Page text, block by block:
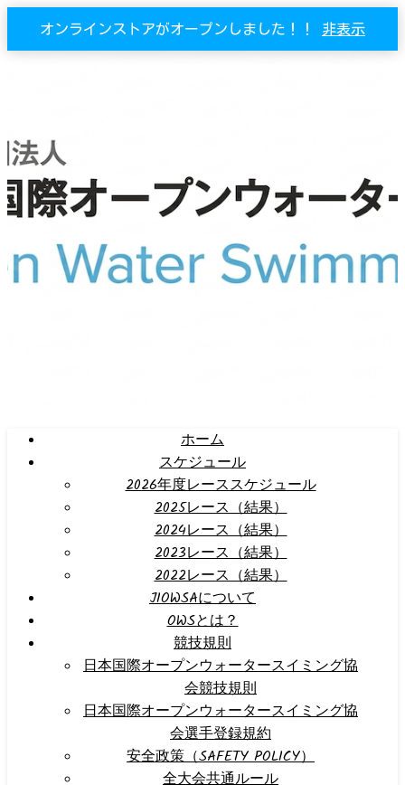
オンラインストアがオープンしました！！ 非表示
ホーム
スケジュール
2026年度レーススケジュール
2025レース（結果）
2024レース（結果）
2023レース（結果）
2022レース（結果）
JIOWSAについて
OWSとは？
競技規則
日本国際オープンウォータースイミング協
会競技規則
日本国際オープンウォータースイミング協
会選手登録規約
安全政策（SAFETY POLICY）
全大会共通ルール